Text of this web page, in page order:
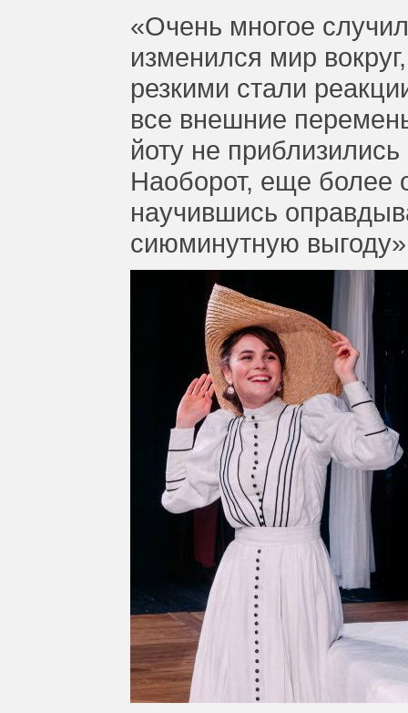
«Очень многое
изменился мир
резкими стали
все внешние
йоту не
Наоборот, еще более
научившись
сиюминутную